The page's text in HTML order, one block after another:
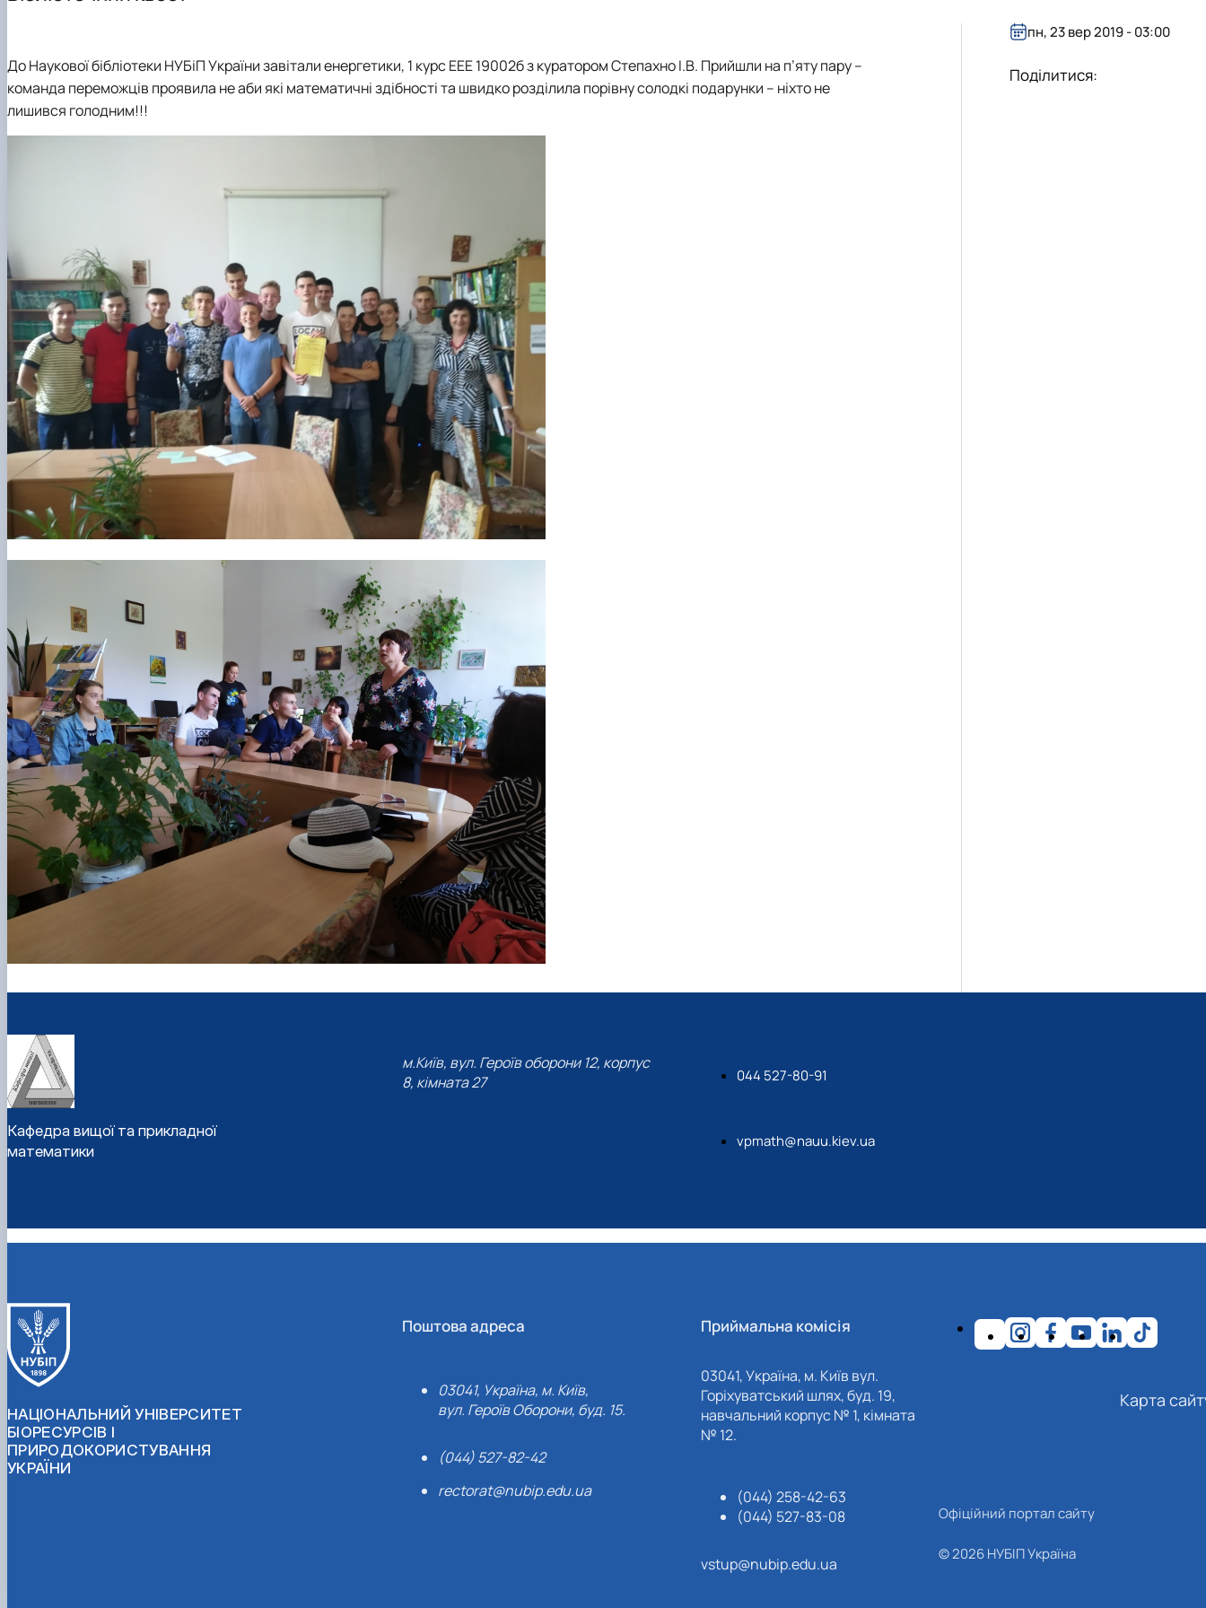
До Наукової бібліотеки НУБіП України завітали енергетики, 1 курс ЕЕЕ 19002б з куратором Степахно І.В. Прийшли на п’яту пару –
команда переможців проявила не аби які математичні здібності та швидко розділила порівну солодкі подарунки – ніхто не
лишився голодним!!!
пн, 23 вер 2019 - 03:00
Поділитися:
Кафедра вищої та прикладної
математики
м.Київ, вул. Героїв оборони 12, корпус
8, кімната 27
044 527-80-91
vpmath@nauu.kiev.ua
НАЦІОНАЛЬНИЙ УНІВЕРСИТЕТ
БІОРЕСУРСІВ І
ПРИРОДОКОРИСТУВАННЯ
УКРАЇНИ
Поштова адреса
03041, Україна, м. Київ,
вул. Героїв Оборони, буд. 15.
(044) 527-82-42
rectorat@nubip.edu.ua
Приймальна комісія
03041, Україна, м. Київ вул.
Горіхуватський шлях, буд. 19,
навчальний корпус № 1, кімната
№ 12.
(044) 258-42-63
(044) 527-83-08
vstup@nubip.edu.ua
Карта
Офіційний портал сайту
© 2026 НУБІП Україна